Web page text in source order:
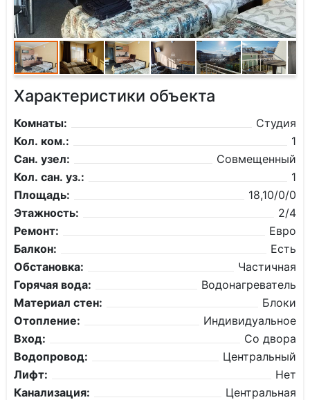
Характеристики объекта
Комнаты:
Студия
Кол. ком.:
1
Сан. узел:
Совмещенный
Кол. сан. уз.:
1
Площадь:
18,10/0/0
Этажность:
2/4
Ремонт:
Евро
Балкон:
Есть
Обстановка:
Частичная
Горячая вода:
Водонагреватель
Материал стен:
Блоки
Отопление:
Индивидуальное
Вход:
Со двора
Водопровод:
Центральный
Лифт:
Нет
Канализация:
Центральная